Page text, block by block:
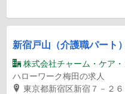
新宿戸山（介護職パート
株式会社チャーム・ケア
ハローワーク梅田の求人
東京都新宿区新宿７－２